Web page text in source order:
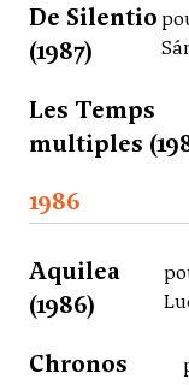
De Silentio
(1987)
Les Temps
multiples
1986
Aquilea
(1986)
Chronos